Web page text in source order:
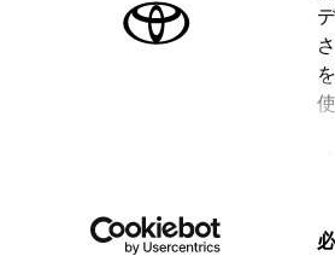
て
同
トヨタ認定中古車
トヨタ認
三河安城マイカー